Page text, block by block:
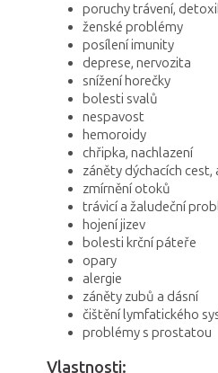
poruchy trávení,
ženské problémy
posílení imunity
deprese, nervozita
snížení horečky
bolesti svalů
nespavost
hemoroidy
chřipka, nachlazení
záněty dýchacích cest,
zmírnění otoků
trávicí a žaludeční
hojení jizev
bolesti krční páteře
opary
alergie
záněty zubů a dásní
čištění lymfatického
problémy s prostatou
Vlastnosti: